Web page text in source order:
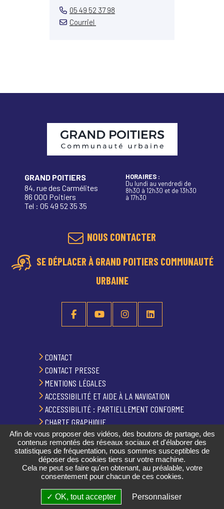
05 49 52 37 98
Courriel
GRAND POITIERS
84, rue des Carmélites
86 000 Poitiers
Tel : 05 49 52 35 35
HORAIRES :
Du lundi au vendredi de
8h30 à 12h30 et de 13h30
à 17h30
NOUS CONTACTER
SE DÉPLACER À GRAND POITIERS COMMUNAUTÉ
URBAINE
CONTACT
CONTACT PRESSE
MENTIONS LÉGALES
ACCESSIBILITÉ ET AIDE À LA NAVIGATION
ACCESSIBILITÉ : PARTIELLEMENT CONFORME
CHARTE GRAPHIQUE
PLAN DU SITE
GESTION DES COOKIES
PUBLICATIONS
Afin de vous proposer des vidéos, des boutons de partage, des
contenus remontés des réseaux sociaux et d'élaborer des
statistiques de fréquentation, nous sommes susceptibles de
déposer des cookies tiers sur votre machine.
Cela ne peut se faire qu'en obtenant, au préalable, votre
consentement pour chacun de ces cookies.
✓ OK, tout accepter Personnaliser